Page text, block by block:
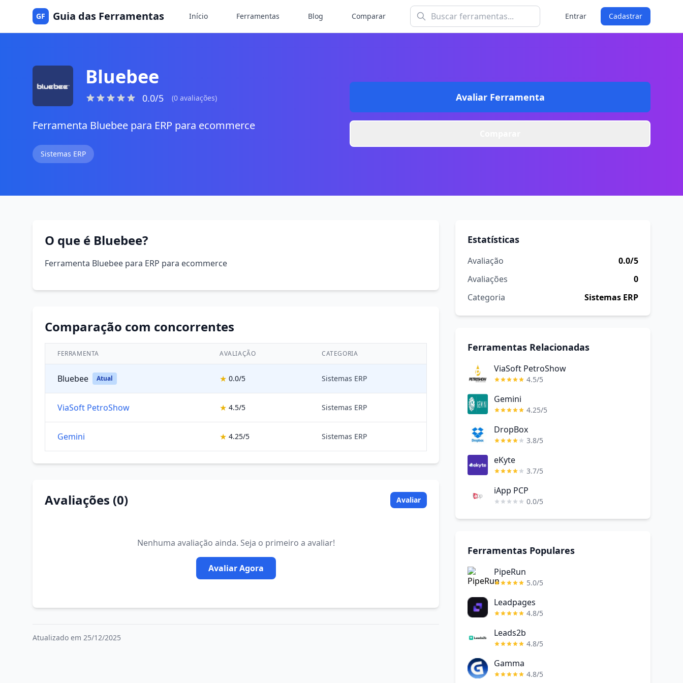
GF Guia das Ferramentas Início Ferramentas Blog Comparar Entrar Cadastrar
Bluebee
0.0/5 (0 avaliações)
Ferramenta Bluebee para ERP para ecommerce
Sistemas ERP
Avaliar Ferramenta
O que é Bluebee?
Ferramenta Bluebee para ERP para ecommerce
Comparação com concorrentes
FERRAMENTA AVALIAÇÃO CATEGORIA
Bluebee Atual ★ 0.0/5 Sistemas ERP
ViaSoft PetroShow ★ 4.5/5 Sistemas ERP
Gemini ★ 4.25/5 Sistemas ERP
Avaliações (0) Avaliar
Nenhuma avaliação ainda. Seja o primeiro a avaliar!
Avaliar Agora
Atualizado em 25/12/2025
Estatísticas
Avaliação
0.0/5
Avaliações
0
Categoria
Sistemas ERP
Ferramentas Relacionadas
ViaSoft PetroShow
4.5/5
Gemini
4.25/5
DropBox
3.8/5
eKyte
3.7/5
iApp PCP
0.0/5
Ferramentas Populares
PipeRun
5.0/5
Leadpages
4.8/5
Leads2b
4.8/5
Gamma
4.8/5